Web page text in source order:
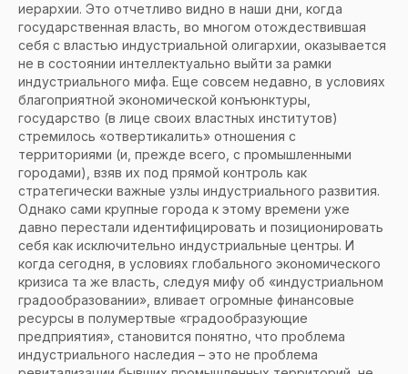
иерархии. Это отчетливо видно в наши дни, когда
государственная власть, во многом отождествившая
себя с властью индустриальной олигархии, оказывается
не в состоянии интеллектуально выйти за рамки
индустриального мифа. Еще совсем недавно, в условиях
благоприятной экономической конъюнктуры,
государство (в лице своих властных институтов)
стремилось «отвертикалить» отношения с
территориями (и, прежде всего, с промышленными
городами), взяв их под прямой контроль как
стратегически важные узлы индустриального развития.
Однако сами крупные города к этому времени уже
давно перестали идентифицировать и позиционировать
себя как исключительно индустриальные центры. И
когда сегодня, в условиях глобального экономического
кризиса та же власть, следуя мифу об «индустриальном
градообразовании», вливает огромные финансовые
ресурсы в полумертвые «градообразующие
предприятия», становится понятно, что проблема
индустриального наследия – это не проблема